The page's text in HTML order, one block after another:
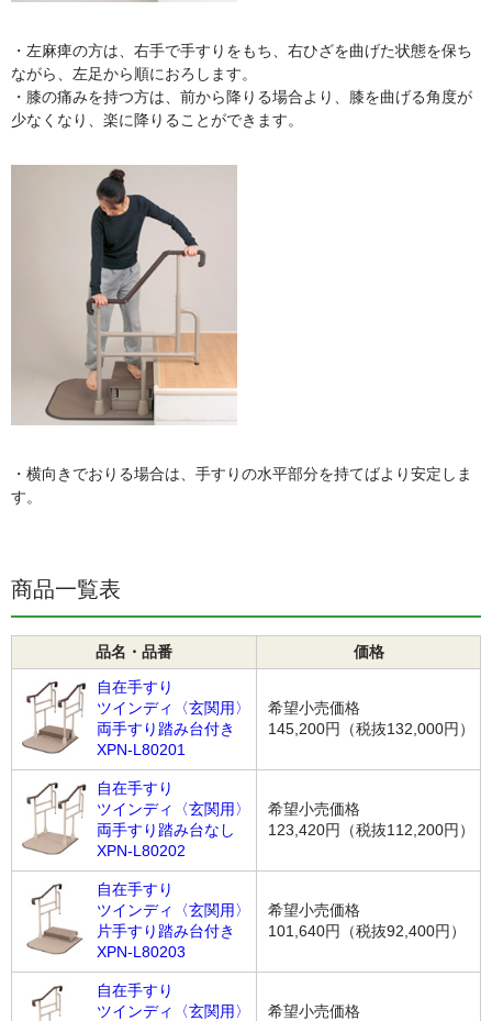
・左麻痺の方は、右手で手すりをもち、右ひざを曲げた状態を保ち
ながら、左足から順におろします。
・膝の痛みを持つ方は、前から降りる場合より、膝を曲げる角度が
少なくなり、楽に降りることができます。
・横向きでおりる場合は、手すりの水平部分を持てばより安定しま
す。
商品一覧表
品名・品番
価格
自在手すり
ツインディ〈玄関用〉
両手すり踏み台付き
XPN-L80201
希望小売価格
145,200円（税抜132,000円）
自在手すり
ツインディ〈玄関用〉
両手すり踏み台なし
XPN-L80202
希望小売価格
123,420円（税抜112,200円）
自在手すり
ツインディ〈玄関用〉
片手すり踏み台付き
XPN-L80203
希望小売価格
101,640円（税抜92,400円）
自在手すり
ツインディ〈玄関用〉
希望小売価格